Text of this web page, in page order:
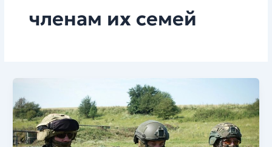
членам их семей